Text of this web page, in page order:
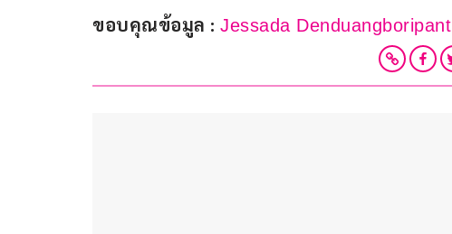
ขอบคุณข้อมูล : Jessada Denduangboripant